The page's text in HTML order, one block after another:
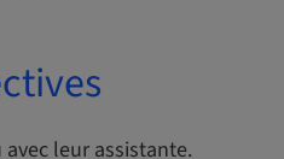
leur assistante.